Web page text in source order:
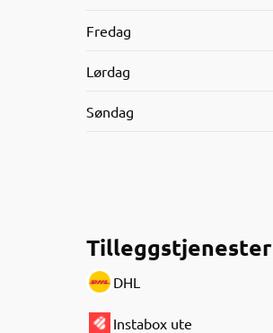
Fredag
Lørdag
Søndag
Tilleggstjenester
DHL
Instabox ute